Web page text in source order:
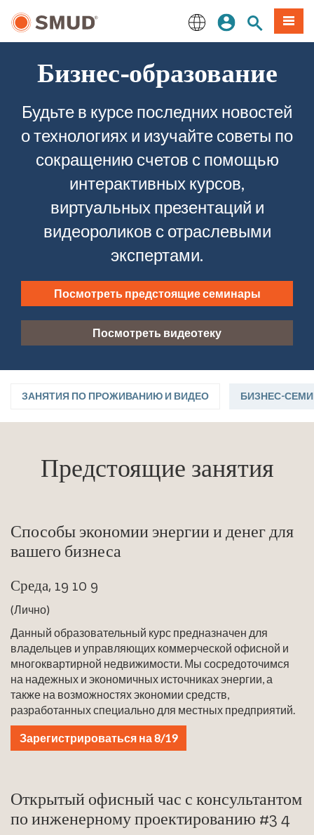
English
входПоиск по
Меню
Бизнес-образование
Будьте в курсе последних новостей
о технологиях и изучайте советы по
сокращению счетов с помощью
интерактивных курсов,
виртуальных презентаций и
видеороликов с отраслевыми
экспертами.
Посмотреть предстоящие семинары
Посмотреть видеотеку
ЗАНЯТИЯ ПО ПРОЖИВАНИЮ И ВИДЕО БИЗНЕС-
Предстоящие занятия
Способы экономии энергии и денег для
вашего бизнеса
Среда, 19 10 9
(Лично)
Данный образовательный курс предназначен для
владельцев и управляющих коммерческой офисной и
многоквартирной недвижимости. Мы сосредоточимся
на надежных и экономичных источниках энергии, а
также на возможностях экономии средств,
разработанных специально для местных предприятий.
Зарегистрироваться на 8/19
Открытый офисный час с консультантом
по инженерному проектированию #3 4